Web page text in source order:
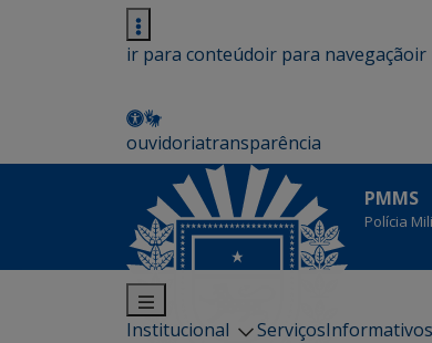
ir para conteúdoir para navegaçãoir
ouvidoriatransparência
PMMS
Polícia
Institucional ServiçosInformativos